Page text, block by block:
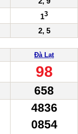
13
2, 5
Đà Lạt
98
658
4836
0854